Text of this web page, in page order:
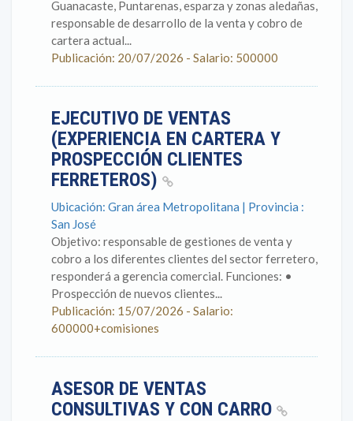
Guanacaste, Puntarenas, esparza y zonas aledañas,
responsable de desarrollo de la venta y cobro de
cartera actual...
Publicación: 20/07/2026 - Salario: 500000
EJECUTIVO DE VENTAS
(EXPERIENCIA EN CARTERA Y
PROSPECCIÓN CLIENTES
FERRETEROS)
Ubicación: Gran área Metropolitana | Provincia :
San José
Objetivo: responsable de gestiones de venta y
cobro a los diferentes clientes del sector ferretero,
responderá a gerencia comercial. Funciones: •
Prospección de nuevos clientes...
Publicación: 15/07/2026 - Salario:
600000+comisiones
ASESOR DE VENTAS
CONSULTIVAS Y CON CARRO